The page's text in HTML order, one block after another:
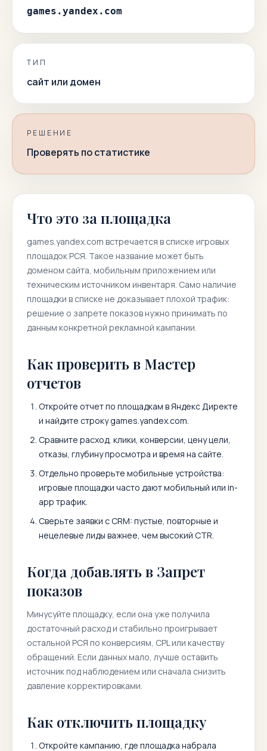
games.yandex.com
ТИП
сайт или домен
РЕШЕНИЕ
Проверять по статистике
Что это за площадка
games.yandex.com встречается в списке игровых
площадок РСЯ. Такое название может быть
доменом сайта, мобильным приложением или
техническим источником инвентаря. Само наличие
площадки в списке не доказывает плохой трафик:
решение о запрете показов нужно принимать по
данным конкретной рекламной кампании.
Как проверить в Мастер
отчетов
Откройте отчет по площадкам в Яндекс Директе
и найдите строкуgames.yandex.com.
Сравните расход, клики, конверсии, цену цели,
отказы, глубину просмотра и время на сайте.
Отдельно проверьте мобильные устройства:
игровые площадки часто дают мобильный или in-
app трафик.
Сверьте заявки с CRM: пустые, повторные и
нецелевые лиды важнее, чем высокий CTR.
Когда добавлять в Запрет
показов
Минусуйте площадку, если она уже получила
достаточный расход и стабильно проигрывает
остальной РСЯ по конверсиям, CPL или качеству
обращений. Если данных мало, лучше оставить
источник под наблюдением или сначала снизить
давление корректировками.
Как отключить площадку
Откройте кампанию, где площадка набрала